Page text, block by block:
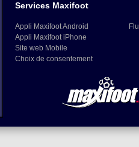
Services Maxifoot
Appli Maxifoot Android
Appli Maxifoot iPhone
Site web Mobile
Choix de consentement